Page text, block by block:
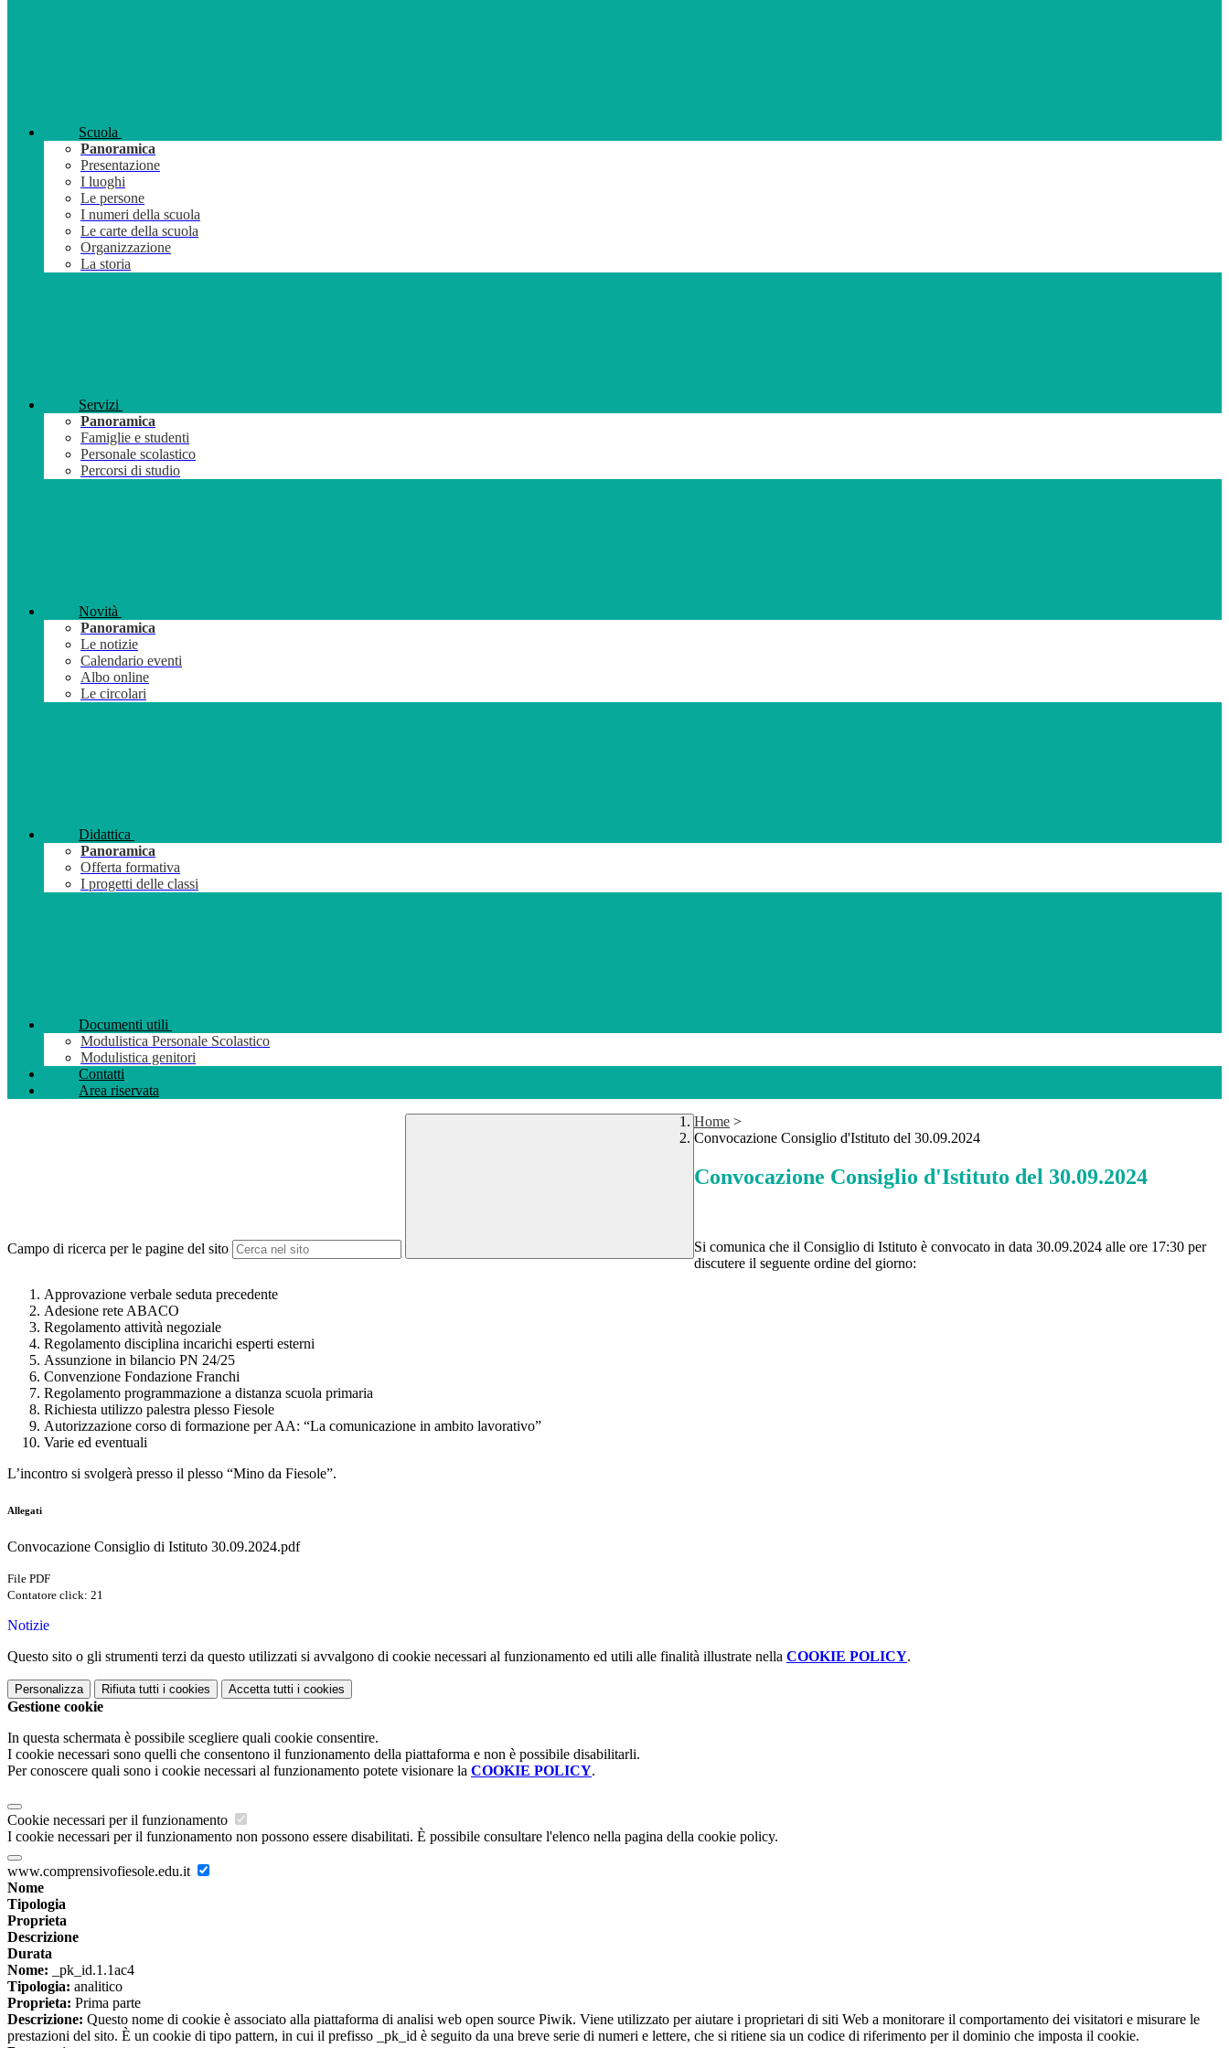
Scuola
Panoramica
Presentazione
I luoghi
Le persone
I numeri della scuola
Le carte della scuola
Organizzazione
La storia
Servizi
Panoramica
Famiglie e studenti
Personale scolastico
Percorsi di studio
Novità
Panoramica
Le notizie
Calendario eventi
Albo online
Le circolari
Didattica
Panoramica
Offerta formativa
I progetti delle classi
Documenti utili
Modulistica Personale Scolastico
Modulistica genitori
Contatti
Area riservata
Campo di ricerca per le pagine del sito
Home >
Convocazione Consiglio d'Istituto del 30.09.2024
Convocazione Consiglio d'Istituto del 30.09.2024
Si comunica che il Consiglio di Istituto è convocato in data 30.09.2024 alle ore 17:30 per
discutere il seguente ordine del giorno:
Approvazione verbale seduta precedente
Adesione rete ABACO
Regolamento attività negoziale
Regolamento disciplina incarichi esperti esterni
Assunzione in bilancio PN 24/25
Convenzione Fondazione Franchi
Regolamento programmazione a distanza scuola primaria
Richiesta utilizzo palestra plesso Fiesole
Autorizzazione corso di formazione per AA: “La comunicazione in ambito lavorativo”
Varie ed eventuali
L’incontro si svolgerà presso il plesso “Mino da Fiesole”.
Allegati
Convocazione Consiglio di Istituto 30.09.2024.pdf
File PDF
Contatore click: 21
Notizie
Questo sito o gli strumenti terzi da questo utilizzati si avvalgono di cookie necessari al funzionamento ed utili alle finalità illustrate nella COOKIE POLICY.
Personalizza Rifiuta tutti i cookies Accetta tutti i cookies
Gestione cookie
In questa schermata è possibile scegliere quali cookie consentire.
I cookie necessari sono quelli che consentono il funzionamento della piattaforma e non è possibile disabilitarli.
Per conoscere quali sono i cookie necessari al funzionamento potete visionare la COOKIE POLICY.
Cookie necessari per il funzionamento
I cookie necessari per il funzionamento non possono essere disabilitati. È possibile consultare l'elenco nella pagina della cookie policy.
www.comprensivofiesole.edu.it
Nome
Tipologia
Proprieta
Descrizione
Durata
Nome: _pk_id.1.1ac4
Tipologia: analitico
Proprieta: Prima parte
Descrizione: Questo nome di cookie è associato alla piattaforma di analisi web open source Piwik. Viene utilizzato per aiutare i proprietari di siti Web a monitorare il comportamento dei visitatori e misurare le
prestazioni del sito. È un cookie di tipo pattern, in cui il prefisso _pk_id è seguito da una breve serie di numeri e lettere, che si ritiene sia un codice di riferimento per il dominio che imposta il cookie.